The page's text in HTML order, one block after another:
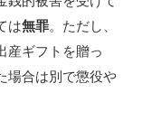
は無罪。ただし、
産ギフトを贈っ
場合は別で懲役や